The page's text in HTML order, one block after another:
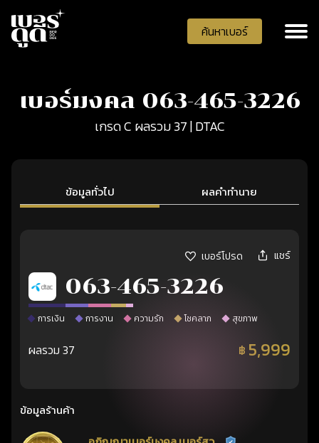
ค้นหาเบอร์
เบอร์มงคล 063-465-3226
เกรด C ผลรวม 37 | DTAC
ข้อมูลทั่วไป ผลคำทำนาย
เบอร์โปรด แชร์
063-465-3226
การเงิน การงาน ความรัก โชคลาภ สุขภาพ
ผลรวม 37 ฿ 5,999
ข้อมูลร้านค้า